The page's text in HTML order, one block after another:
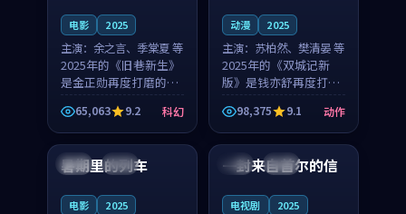
电影 2025
主演： 余之言、季棠夏 等
2025年的《旧巷新生》
是金正勋再度打磨的科
幻佳作。英国的取景与
雨夜物语的氛围相互成
就，余之言与季棠夏的
对手戏自然克制，让整
部影片在悬念与温度
65,063 9.2 科幻
动漫 2025
主演： 苏柏然、樊清晏 等
2025年的《双城记新
版》是钱亦舒再度打磨
的动作佳作。中国大陆
的取景与沙漠探险的氛
围相互成就，苏柏然与
樊清晏的对手戏自然克
制，让整部影片在悬念
98,375 9.1 动作
中国 杜比
暑期里的列车
电影 2025
韩国 热播
一封来自首尔的信
电视剧 2025